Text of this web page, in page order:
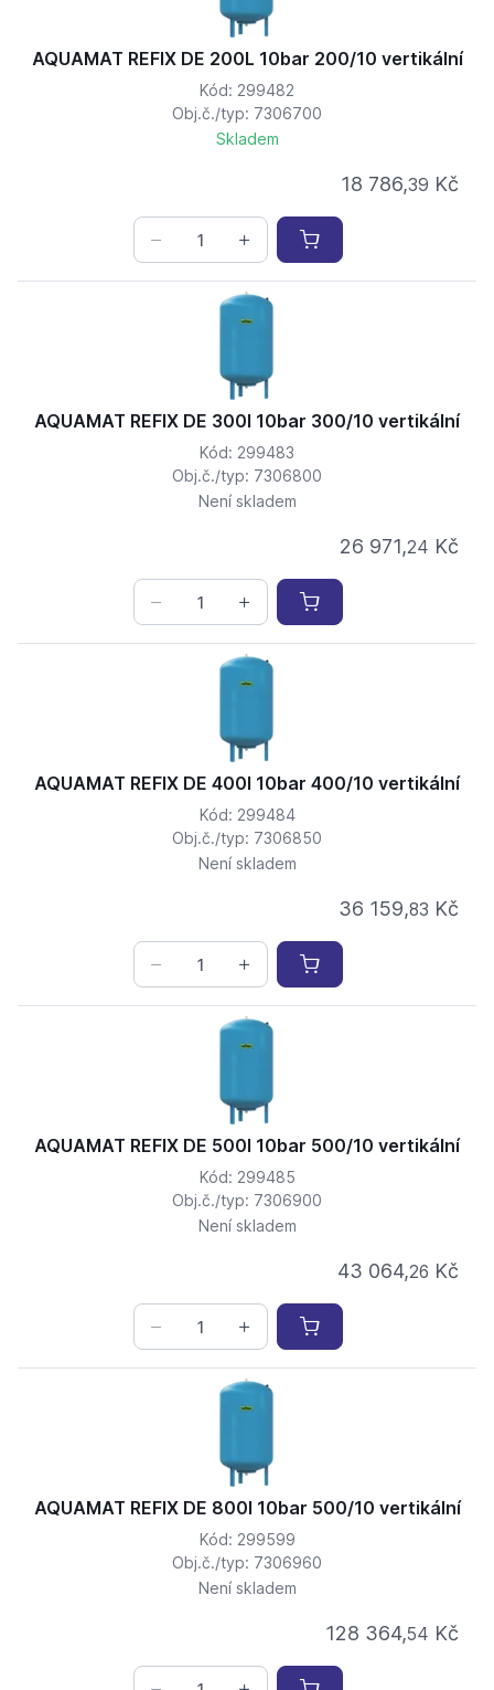
AQUAMAT REFIX DE 200L 10bar 200/10 vertikální
Kód: 299482
Obj.č./typ: 7306700
Skladem
18 786,39 Kč
AQUAMAT REFIX DE 300l 10bar 300/10 vertikální
Kód: 299483
Obj.č./typ: 7306800
Není skladem
26 971,24 Kč
AQUAMAT REFIX DE 400l 10bar 400/10 vertikální
Kód: 299484
Obj.č./typ: 7306850
Není skladem
36 159,83 Kč
AQUAMAT REFIX DE 500l 10bar 500/10 vertikální
Kód: 299485
Obj.č./typ: 7306900
Není skladem
43 064,26 Kč
AQUAMAT REFIX DE 800l 10bar 500/10 vertikální
Kód: 299599
Obj.č./typ: 7306960
Není skladem
128 364,54 Kč